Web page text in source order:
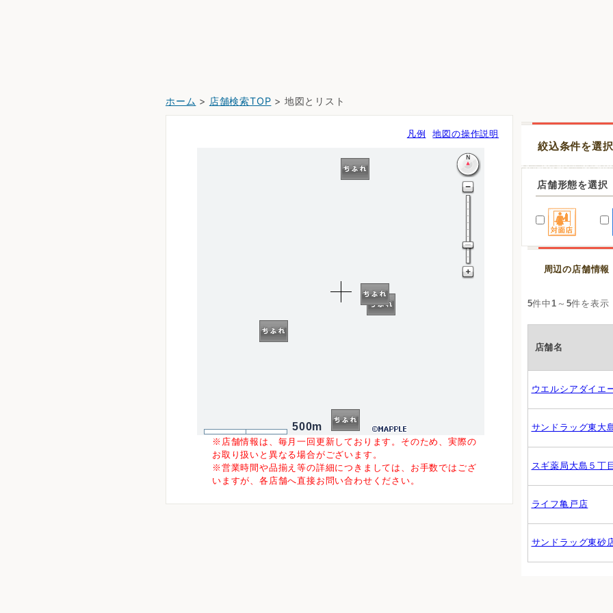
ホーム > 店舗検索TOP > 地図とリスト
凡例 地図の操作説明
500m
※店舗情報は、毎月一回更新しております。そのため、実際の
お取り扱いと異なる場合がございます。
※営業時間や品揃え等の詳細につきましては、お手数ではござ
いますが、各店舗へ直接お問い合わせください。
絞込条件を選
店舗形態を選択
周辺の店舗情報
5件中 1 ～ 5件を表示
店舗名
ウエルシアダイエ
サンドラッグ東大
スギ薬局大島５丁
ライフ亀戸店
サンドラッグ東砂